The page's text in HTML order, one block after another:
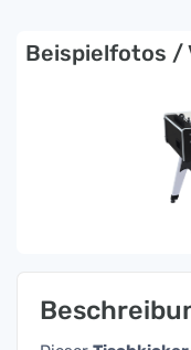
Beispielfotos /